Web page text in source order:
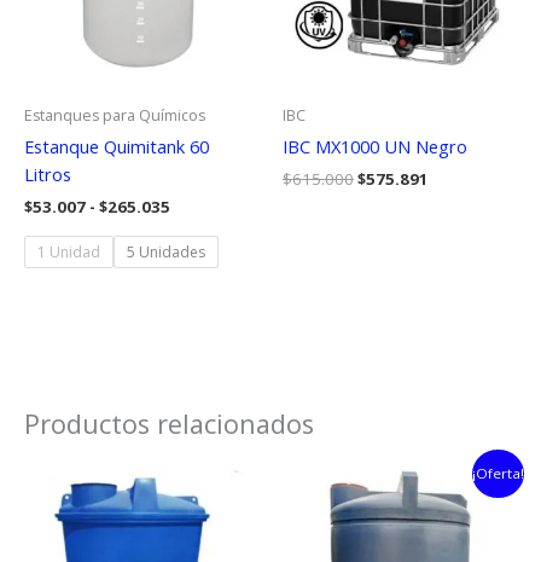
Estanques para Químicos
Estanque Quimitank 60
Litros
$53.007 - $265.035
precios:
desde
1 Unidad 5 Unidades
IBC
IBC MX1000 UN Negro
$615.000El
$575.891
Productos relacionados
¡Oferta!